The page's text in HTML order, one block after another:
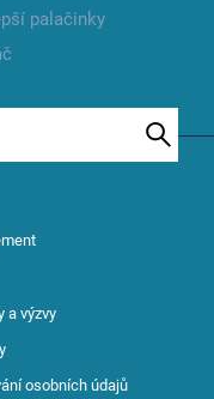
palačinky
a výzvy
osobních údajů